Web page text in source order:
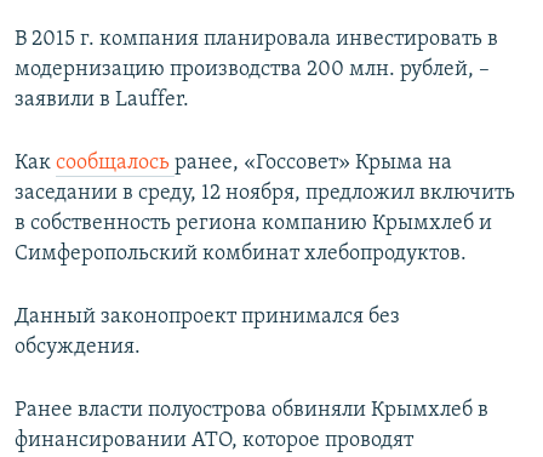
В 2015 г. компания планировала инвестировать в
модернизацию производства 200 млн. рублей, –
заявили в Lauffer.
Как сообщалось ранее, «Госсовет» Крыма на
заседании в среду, 12 ноября, предложил включить
в собственность региона компанию Крымхлеб и
Симферопольский комбинат хлебопродуктов.
Данный законопроект принимался без
обсуждения.
Ранее власти полуострова обвиняли Крымхлеб в
финансировании АТО, которое проводят